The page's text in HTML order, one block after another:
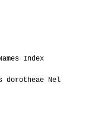
Index
dorotheae Nel